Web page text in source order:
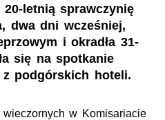
letnią sprawczynię
dwa dni wcześniej,
i okradła 31-
się na spotkanie
podgórskich hoteli.
w Komisariacie